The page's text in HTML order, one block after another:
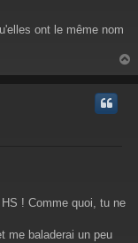
ont le même nom
a
! Comme quoi, tu ne
me baladerai un peu